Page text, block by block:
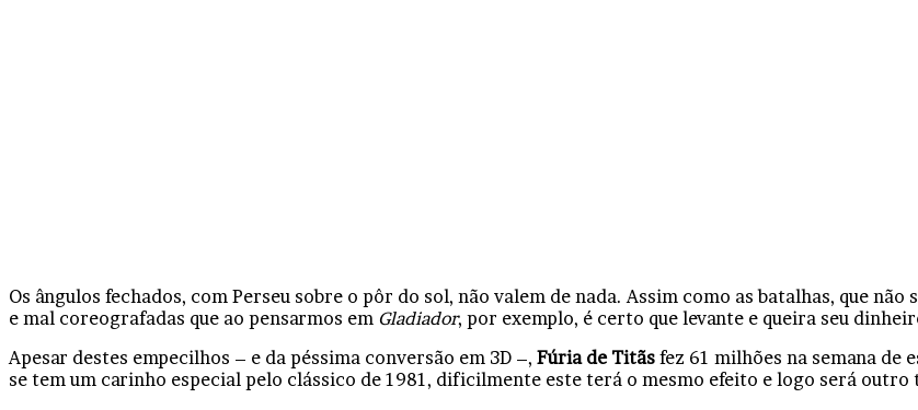
Os ângulos fechados, com Perseu sobre o pôr do sol, não valem de nada. Assim como as batalhas, que
e mal coreografadas que ao pensarmos em Gladiador, por exemplo, é certo que levante e queira seu
Apesar destes empecilhos – e da péssima conversão em 3D –, Fúria de Titãs fez 61 milhões na semana de
se tem um carinho especial pelo clássico de 1981, dificilmente este terá o mesmo efeito e logo será